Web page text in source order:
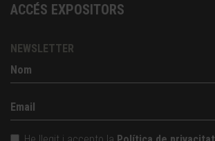
ACCÉS EXPOSITORS
NEWSLETTER